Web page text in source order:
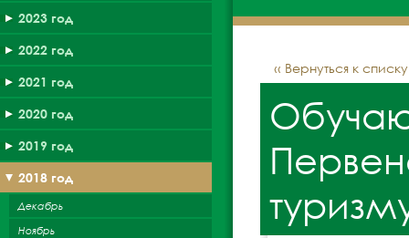
2023 год
2022 год
2021 год
2020 год
2019 год
2018 год
Декабрь
Ноябрь
‹‹ Вернуться к